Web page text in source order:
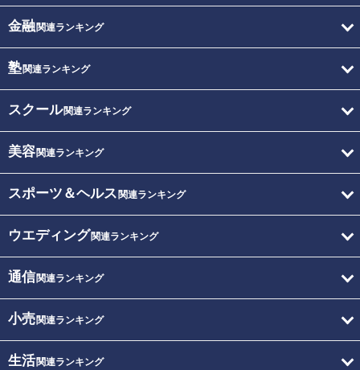
金融関連ランキング
塾関連ランキング
スクール関連ランキング
美容関連ランキング
スポーツ＆ヘルス 関連ランキング
ウエディング関連ランキング
通信関連ランキング
小売関連ランキング
生活関連ランキング